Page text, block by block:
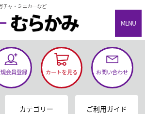
チャ・ミニカーなど
MENU
会員登録 カートを見る お問い合わせ
カテゴリー ご利用ガイド